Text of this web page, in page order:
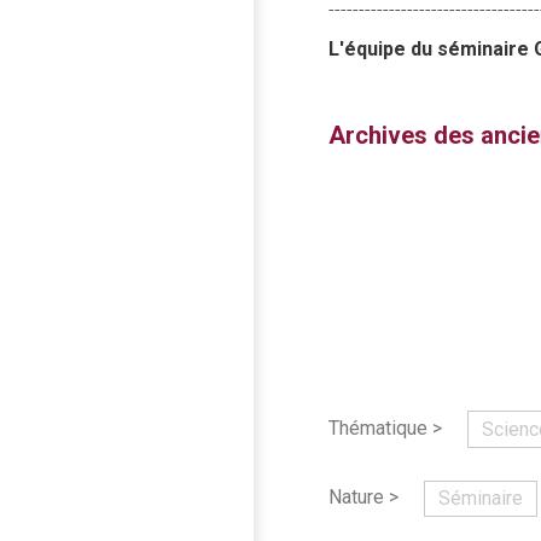
L'équipe du séminaire
Archives des
Thématique >
Nature > Séminaire